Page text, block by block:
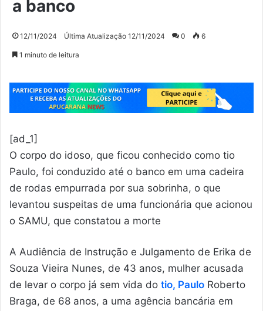
a banco
12/11/2024 Última Atualização 12/11/2024 0 6
1 minuto de leitura
[ad_1]
O corpo do idoso, que ficou conhecido como tio
Paulo, foi conduzido até o banco em uma cadeira
de rodas empurrada por sua sobrinha, o que
levantou suspeitas de uma funcionária que acionou
o SAMU, que constatou a morte
A Audiência de Instrução e Julgamento de Erika de
Souza Vieira Nunes, de 43 anos, mulher acusada
de levar o corpo já sem vida do tio, Paulo Roberto
Braga, de 68 anos, a uma agência bancária em